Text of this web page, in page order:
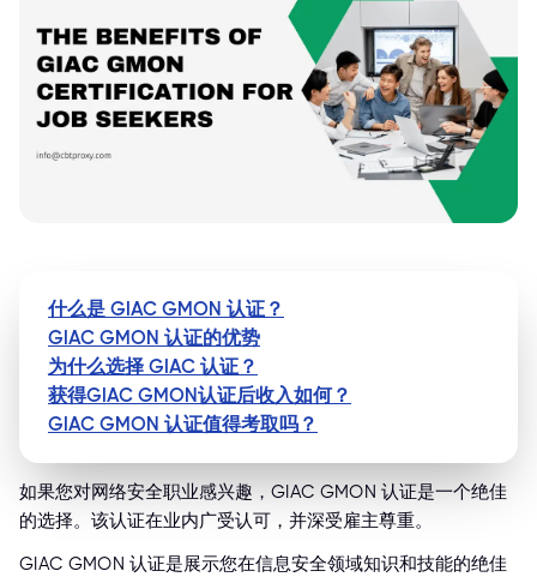
什么是 GIAC GMON 认证？
GIAC GMON 认证的优势
为什么选择 GIAC 认证？
获得GIAC GMON认证后收入如何？
GIAC GMON 认证值得考取吗？
如果您对网络安全职业感兴趣，GIAC GMON 认证是一个绝佳
的选择。该认证在业内广受认可，并深受雇主尊重。
GIAC GMON 认证是展示您在信息安全领域知识和技能的绝佳